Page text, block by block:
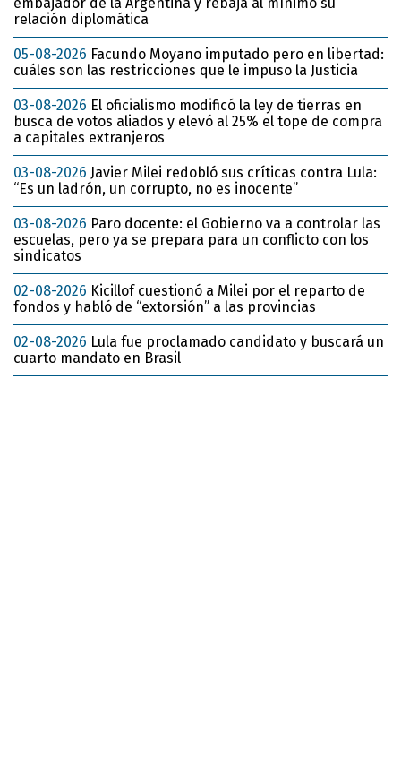
relación diplomática
05-08-2026 Facundo Moyano imputado pero en libertad:
cuáles son las restricciones que le impuso la Justicia
03-08-2026 El oficialismo modificó la ley de tierras en
busca de votos aliados y elevó al 25% el tope de compra
a capitales extranjeros
03-08-2026 Javier Milei redobló sus críticas contra Lula:
“Es un ladrón, un corrupto, no es inocente”
03-08-2026 Paro docente: el Gobierno va a controlar las
escuelas, pero ya se prepara para un conflicto con los
sindicatos
02-08-2026 Kicillof cuestionó a Milei por el reparto de
fondos y habló de “extorsión” a las provincias
02-08-2026 Lula fue proclamado candidato y buscará un
cuarto mandato en Brasil